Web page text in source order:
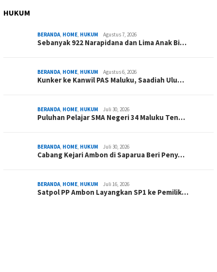
HUKUM
BERANDA, HOME, HUKUM Agustus 7, 2026
Sebanyak 922 Narapidana dan Lima Anak Bi…
BERANDA, HOME, HUKUM Agustus 6, 2026
Kunker ke Kanwil PAS Maluku, Saadiah Ulu…
BERANDA, HOME, HUKUM Juli 30, 2026
Puluhan Pelajar SMA Negeri 34 Maluku Ten…
BERANDA, HOME, HUKUM Juli 30, 2026
Cabang Kejari Ambon di Saparua Beri Peny…
BERANDA, HOME, HUKUM Juli 16, 2026
Satpol PP Ambon Layangkan SP1 ke Pemilik…